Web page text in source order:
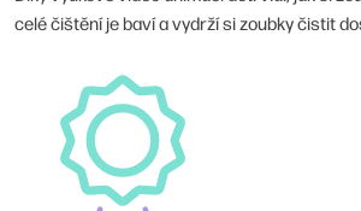
celé čištění je baví a vydrží si zoubky čistit